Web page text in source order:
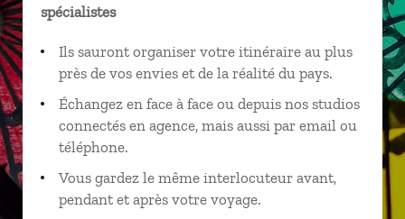
spécialistes
Ils sauront organiser votre itinéraire au plus
près de vos envies et de la réalité du pays.
Échangez en face à face ou depuis nos studios
connectés en agence, mais aussi par email ou
téléphone.
Vous gardez le même interlocuteur avant,
pendant et après votre voyage.